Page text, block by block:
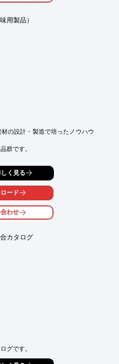
用製品）
材の設計・製造で培ったノウハウ
る製品群です。
ノコ」をはじめ、オールプラス
た「エコンテーブルシステム」
や「長靴ラック」「コンテナー
用意しています。
く見る
ード
わせ
カタログ
グです。